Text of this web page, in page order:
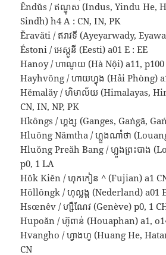
Ĕndŭs / ឥណ្ឌុស (Indus, Yindu He,
Sindh) h4 A : CN, IN, PK
Ĕravăti / ឥរាវទី (Ayeyarwady,
Éstoni / អេស្តូនី (Eesti) a01 E : EE
Hanoy / ហាណូយ (Hà Nội) a11, p100
Hayhvŏng / ហាយហ្វុង (Hải Phòng)
Hĕmalăy / ហិមាល័យ (Himalayas,
CN, IN, NP, PK
Hkôngs / ហ្គង្ស (Ganges, Gaṅgā,
Hluŏng Nămtha / ហ្លួងណាំថា
Hluŏng Preăh Bang / ហ្លួងព្រះបាង
p0, 1 LA
Hŏk Kiĕn / ហុកកៀន ^ (Fujian) a1
Hŏllôngk / ហុល្លង្គ (Nederland) a01
Hsœnêv / ហ្សឺណែវ (Genève) p0, 1
Hupoăn / ហ៊ូពាន់ (Houaphan) a1,
Hvangho / ហ្វាងហូ (Huang He,
CN